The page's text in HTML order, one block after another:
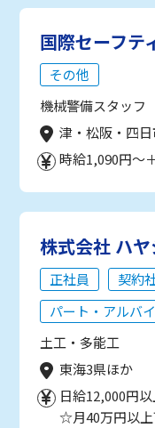
国際セーフテ
その他
機械警備スタッフ
津・松阪・四
時給1,090円～
株式会社 ハヤ
正社員 契約
パート・アルバ
土工・多能工
東海3県ほか
日給12,000円
☆月40万円以上